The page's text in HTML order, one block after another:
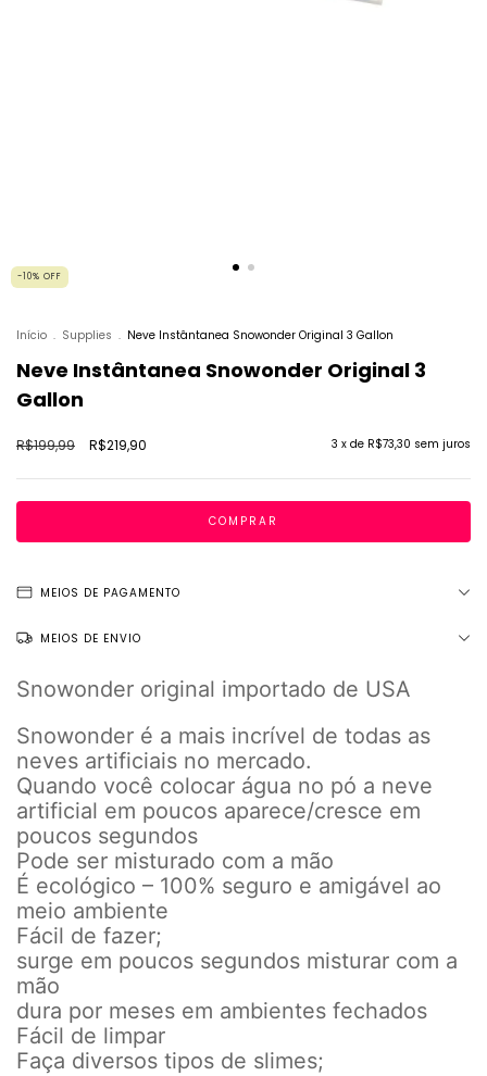
-10% OFF
Início . Supplies . Neve Instântanea Snowonder Original 3 Gallon
Neve Instântanea Snowonder Original 3
Gallon
R$199,99 R$219,90 3 x de R$73,30 sem juros
MEIOS DE PAGAMENTO
MEIOS DE ENVIO
Snowonder original importado de USA
Snowonder é a mais incrível de todas as
neves artificiais no mercado.
Quando você colocar água no pó a neve
artificial em poucos aparece/cresce em
poucos segundos
Pode ser misturado com a mão
É ecológico – 100% seguro e amigável ao
meio ambiente
Fácil de fazer;
surge em poucos segundos misturar com a
mão
dura por meses em ambientes fechados
Fácil de limpar
Faça diversos tipos de slimes;